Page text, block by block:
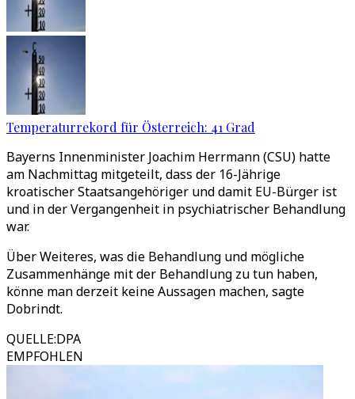
Temperaturrekord für Österreich: 41 Grad
Bayerns Innenminister Joachim Herrmann (CSU) hatte
am Nachmittag mitgeteilt, dass der 16-Jährige
kroatischer Staatsangehöriger und damit EU-Bürger ist
und in der Vergangenheit in psychiatrischer Behandlung
war.
Über Weiteres, was die Behandlung und mögliche
Zusammenhänge mit der Behandlung zu tun haben,
könne man derzeit keine Aussagen machen, sagte
Dobrindt.
QUELLE:DPA
EMPFOHLEN